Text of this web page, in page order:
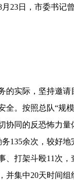
23日，市委书
实际，坚持邀请
全。按照总队“规
协同的反恐怖力
135余次，较好
、打架斗殴11次
并集中20天时间